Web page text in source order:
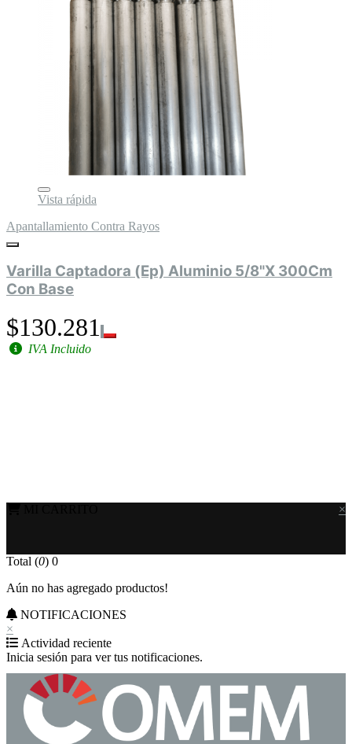
Vista rápida
Apantallamiento Contra Rayos
Varilla Captadora (Ep) Aluminio 5/8"X 300Cm
Con Base
$130.281
IVA Incluido
×
Total (0) 0
Aún no has agregado productos!
NOTIFICACIONES
×
Actividad reciente
Inicia sesión para ver tus notificaciones.